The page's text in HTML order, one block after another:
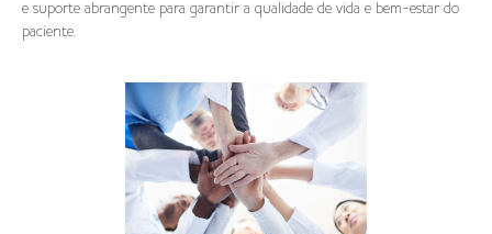
e suporte abrangente para garantir a qualidade de vida e bem-estar do
paciente.